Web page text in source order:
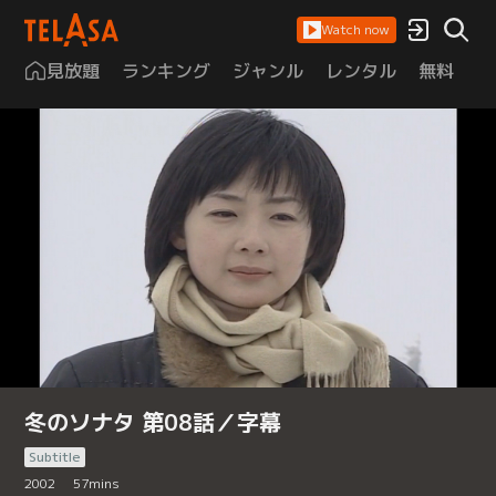
Watch now
見放題 ランキング ジャンル レンタル 無料
冬のソナタ 第08話／字幕
Subtitle
2002
57mins